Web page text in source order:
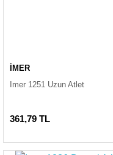
İMER
Imer 1251 Uzun Atlet
361,79 TL